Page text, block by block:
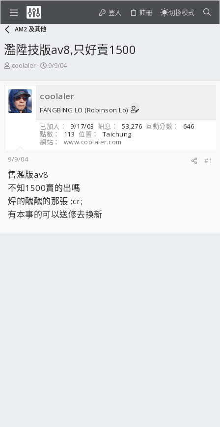
登入 註冊 切換模式
AM2 及其他
濫陞技版av8,只好賣1500
主
發
起
人
coolaler
開
日
期
9/9/04
coolaler
FANGBING LO (Robinson Lo)
已加入
9/17/03 訊息 53,276 互動分數
646
點數
113 位置
Taichung
網站
www.coolaler.com
9/9/04
#1
售濫版av8
不知1500賣的出嗎
焊的醜醜的那張 ;cr;
有本事的可以送修去換新